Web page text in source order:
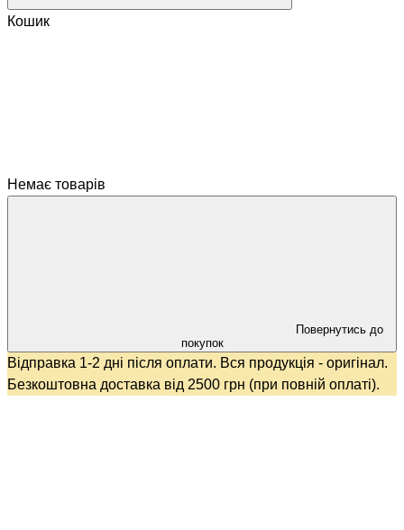
Кошик
Немає товарів
Повернутись до
покупок
Відправка 1-2 дні після оплати. Вся продукція - оригінал.
Безкоштовна доставка від 2500 грн (при повній оплаті).